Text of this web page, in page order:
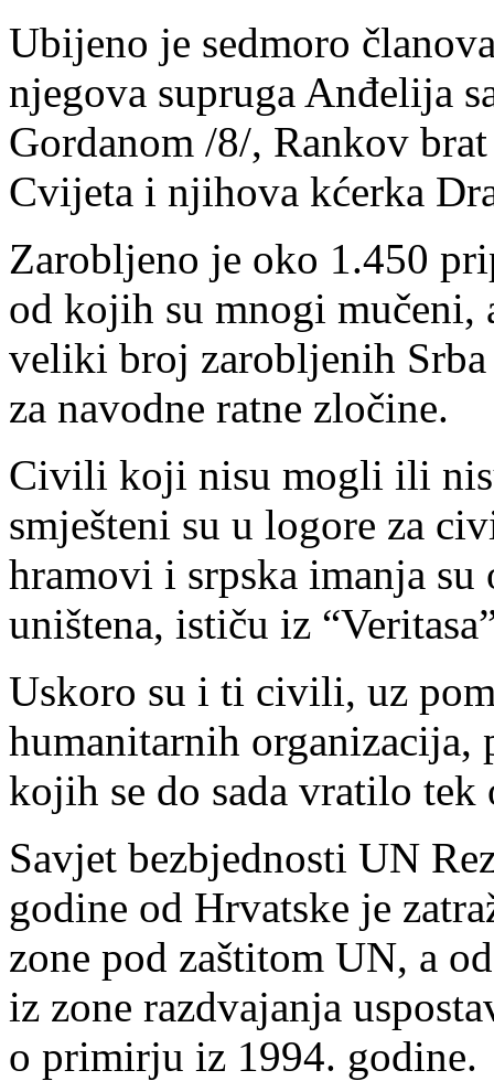
Ubijeno je sedmoro
njegova supruga Anđelija
Gordanom /8/, Rankov
Cvijeta i njihova kćerka
Zarobljeno je oko 1.450
od kojih su mnogi
veliki broj zarobljenih Srba
za navodne ratne zločine.
Civili koji nisu mogli ili
smješteni su u logore za
hramovi i srpska imanja su
uništena, ističu iz
Uskoro su i ti civili, uz
humanitarnih organizacija,
kojih se do sada vratilo tek
Savjet bezbjednosti UN
godine od Hrvatske je
zone pod zaštitom UN, a
iz zone razdvajanja
o primirju iz 1994. godine.